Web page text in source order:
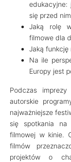
edukacyjne:
się przed
Jaką rolę
filmowe dla
Jaką funkcję
Na ile
Europy jest
Podczas
autorskie
najważniejsze
się spotkania na
filmowej w kinie.
filmów
projektów o